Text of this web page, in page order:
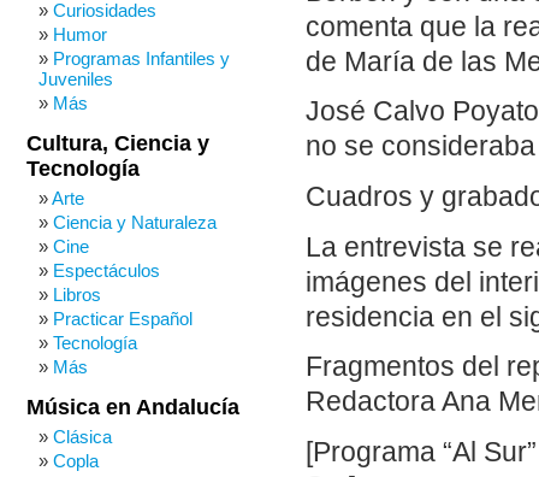
comenta que la
de María de las
José Calvo
no se
Cuadros y
La entrevista se
imágenes del
residencia en el
Fragmentos del
Redactora Ana
[Programa “Al
Curiosidades
Humor
Programas Infantiles y
Juveniles
Más
Cultura, Ciencia y
Tecnología
Arte
Ciencia y Naturaleza
Cine
Espectáculos
Libros
Practicar Español
Tecnología
Más
Música en Andalucía
Clásica
Copla